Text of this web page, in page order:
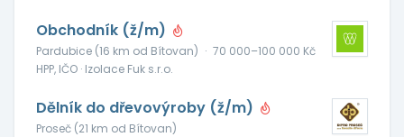
Obchodník (ž/m)
Pardubice (16 km od Bítovan) · 70 000–100 000 Kč
HPP, IČO · Izolace Fuk s.r.o.
Dělník do dřevovýroby (ž/m)
Proseč (21 km od Bítovan)